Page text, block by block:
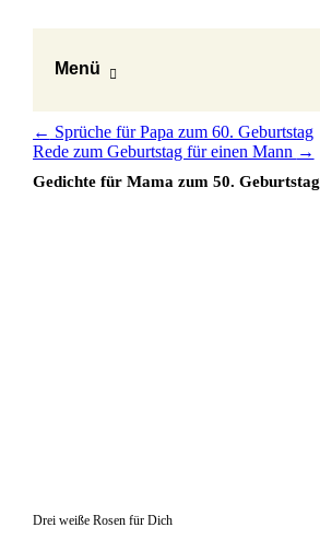
Menü
← Sprüche für Papa zum 60. Geburtstag
Rede zum Geburtstag für einen Mann →
Gedichte für Mama zum 50. Geburtstag
Drei weiße Rosen für Dich